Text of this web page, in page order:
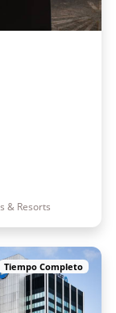
& Resorts
Tiempo Completo